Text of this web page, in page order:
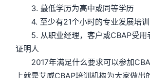
3. 蕞低学历为高中或同等学历
4. 至少有21个小时的专业发展培训
5. 从职业经理，客户或CBAP受用
证明人
2017年满足什么要求可以参加
上就是艾威CBAP培训机构为大家做出